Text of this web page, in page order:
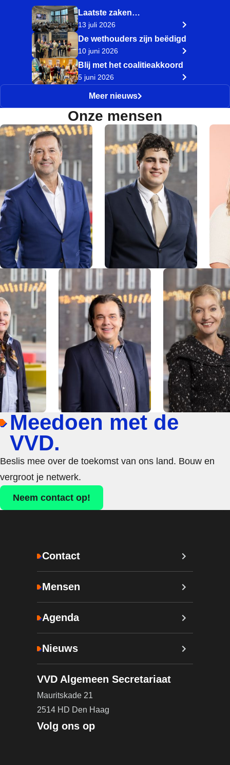
Laatste zaken…
13 juli 2026
De wethouders zijn beëdigd
10 juni 2026
Blij met het coalitieakkoord
5 juni 2026
Meer nieuws
Onze mensen
Meedoen met de
VVD.
Beslis mee over de toekomst van ons land. Bouw en
vergroot je netwerk.
Neem contact op!
Contact
Mensen
Agenda
Nieuws
VVD Algemeen Secretariaat
Mauritskade 21
2514 HD Den Haag
Volg ons op